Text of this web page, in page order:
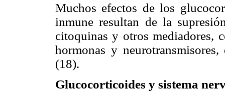
Muchos efectos de los
inmune resultan de la
citoquinas y otros mediadores,
hormonas y
(18).
Glucocorticoides y sistema